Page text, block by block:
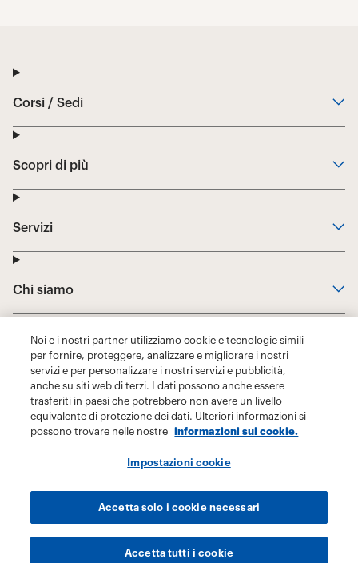
Noi e i nostri partner utilizziamo cookie e tecnologie simili
per fornire, proteggere, analizzare e migliorare i nostri
servizi e per personalizzare i nostri servizi e pubblicità,
anche su siti web di terzi. I dati possono anche essere
trasferiti in paesi che potrebbero non avere un livello
equivalente di protezione dei dati. Ulteriori informazioni si
possono trovare nelle nostre
informazioni sui cookie.
Impostazioni cookie
Accetta solo i cookie necessari
Accetta tutti i cookie